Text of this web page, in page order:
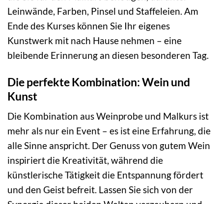
Leinwände, Farben, Pinsel und Staffeleien. Am
Ende des Kurses können Sie Ihr eigenes
Kunstwerk mit nach Hause nehmen – eine
bleibende Erinnerung an diesen besonderen Tag.
Die perfekte Kombination: Wein und
Kunst
Die Kombination aus Weinprobe und Malkurs ist
mehr als nur ein Event – es ist eine Erfahrung, die
alle Sinne anspricht. Der Genuss von gutem Wein
inspiriert die Kreativität, während die
künstlerische Tätigkeit die Entspannung fördert
und den Geist befreit. Lassen Sie sich von der